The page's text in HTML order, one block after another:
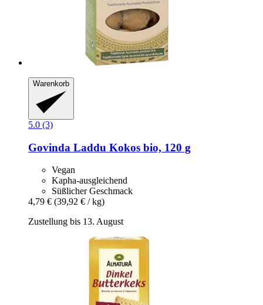
Warenkorb
5.0 (3)
Govinda Laddu Kokos bio, 120 g
Vegan
Kapha-ausgleichend
Süßlicher Geschmack
4,79 € (39,92 € / kg)
Zustellung bis 13. August